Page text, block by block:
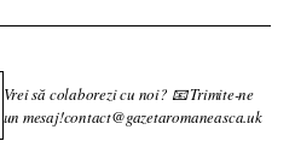
Vrei să colaborezi cu noi? 📧 Trimite-ne
un mesaj!contact@gazetaromaneasca.uk